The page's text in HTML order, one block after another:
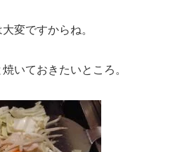
変ですからね。
いておきたいところ。